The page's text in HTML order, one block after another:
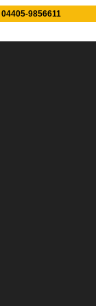
04405-9856611